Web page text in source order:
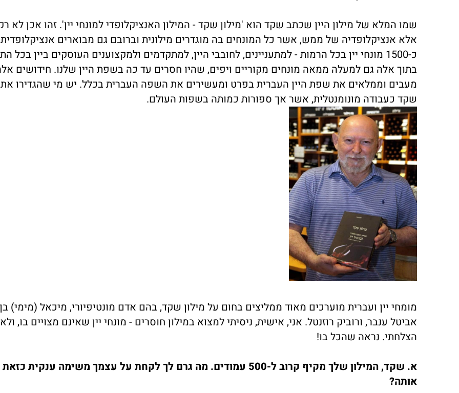
שמו המלא של מילון היין שכתב שקד הוא 'מילון שקד - המילון האנציקלופדי למונחי יין'. זהו אכן לא
אלא אנציקלופדיה של ממש, אשר כל המונחים בה מוגדרים מילונית וברובם גם מבוארים
כ-1500 מונחי יין בכל הרמות - למתעניינים, לחובבי היין, למתקדמים ולמקצוענים העוסקים ביין בכל
בתוך אלה גם למעלה ממאה מונחים מקוריים ויפים, שהיו חסרים עד כה בשפת היין שלנו. חידושים
מעבים וממלאים את שפת היין העברית בפרט ומעשירים את השפה העברית בכלל. יש מי שהגדירו את
שקד כעבודה מונומנטלית, אשר אך ספורות כמותה בשפות העולם.
מומחי יין ועברית מוערכים מאוד ממליצים בחום על מילון שקד, בהם אדם מונטיפיורי, מיכאל (מימי)
אביטל ענבר, ורוביק רוזנטל. אני, אישית, ניסיתי למצוא במילון חוסרים - מונחי יין שאינם מצויים בו, ולא
הצלחתי. נראה שהכל בו!
א. שקד, המילון שלך מקיף קרוב ל-500 עמודים. מה גרם לך לקחת על עצמך משימה ענקית
אותה?